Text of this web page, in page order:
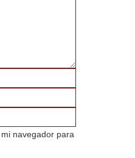
navegador para